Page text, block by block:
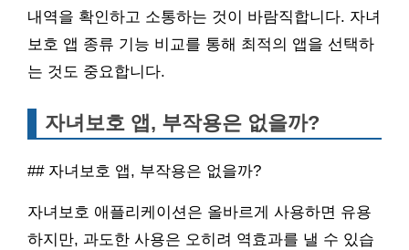
내역을 확인하고 소통하는 것이 바람직합니다. 자녀
보호 앱 종류 기능 비교를 통해 최적의 앱을 선택하
는 것도 중요합니다.
자녀보호 앱, 부작용은 없을까?
## 자녀보호 앱, 부작용은 없을까?
자녀보호 애플리케이션은 올바르게 사용하면 유용
하지만, 과도한 사용은 오히려 역효과를 낼 수 있습